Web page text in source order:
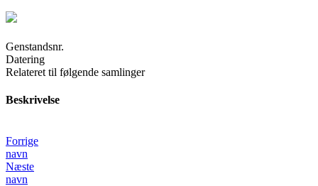
Genstandsnr.
Datering
Relateret til følgende samlinger
Beskrivelse
Forrige
navn
Næste
navn